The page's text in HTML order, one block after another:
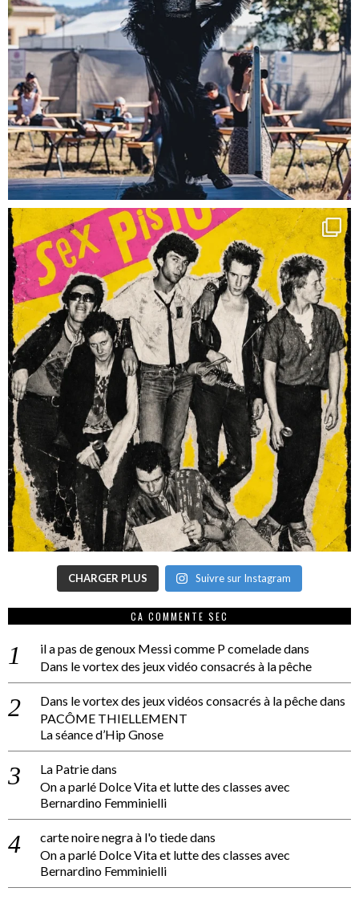
CHARGER PLUS Suivre sur Instagram
CA COMMENTE SEC
il a pas de genoux Messi comme P comeladedans
Dans le vortex des jeux vidéo consacrés à la pêche
Dans le vortex des jeux vidéos consacrés à la pêchedans
PACÔME THIELLEMENT
La séance d’Hip Gnose
La Patriedans
On a parlé Dolce Vita et lutte des classes avec
Bernardino Femminielli
carte noire negra à l'o tiededans
On a parlé Dolce Vita et lutte des classes avec
Bernardino Femminielli